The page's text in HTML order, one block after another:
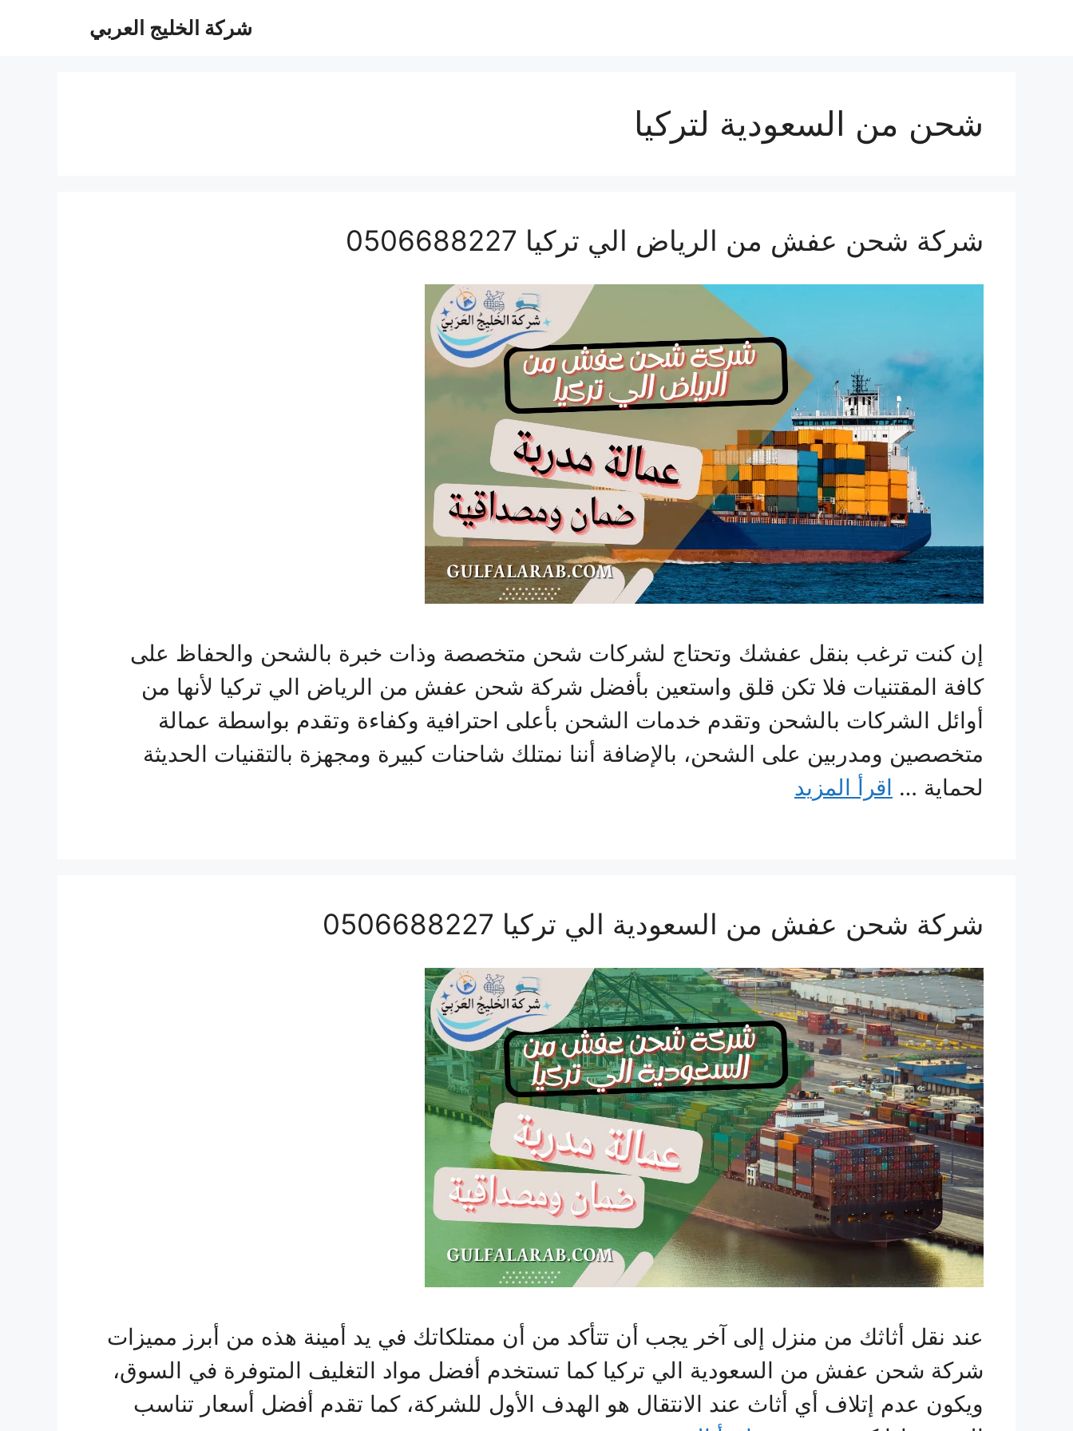
شركة الخليج العربي
شحن من السعودية لتركيا
شركة شحن عفش من الرياض الي تركيا 0506688227
إن كنت ترغب بنقل عفشك وتحتاج لشركات شحن متخصصة وذات خبرة بالشحن والحفاظ على
كافة المقتنيات فلا تكن قلق واستعين بأفضل شركة شحن عفش من الرياض الي تركيا لأنها من
أوائل الشركات بالشحن وتقدم خدمات الشحن بأعلى احترافية وكفاءة وتقدم بواسطة عمالة
متخصصين ومدربين على الشحن، بالإضافة أننا نمتلك شاحنات كبيرة ومجهزة بالتقنيات الحديثة
لحماية … اقرأ المزيد
شركة شحن عفش من السعودية الي تركيا 0506688227
عند نقل أثاثك من منزل إلى آخر يجب أن تتأكد من أن ممتلكاتك في يد أمينة هذه من أبرز مميزات
شركة شحن عفش من السعودية الي تركيا كما تستخدم أفضل مواد التغليف المتوفرة في السوق،
ويكون عدم إتلاف أي أثاث عند الانتقال هو الهدف الأول للشركة، كما تقدم أفضل أسعار تناسب